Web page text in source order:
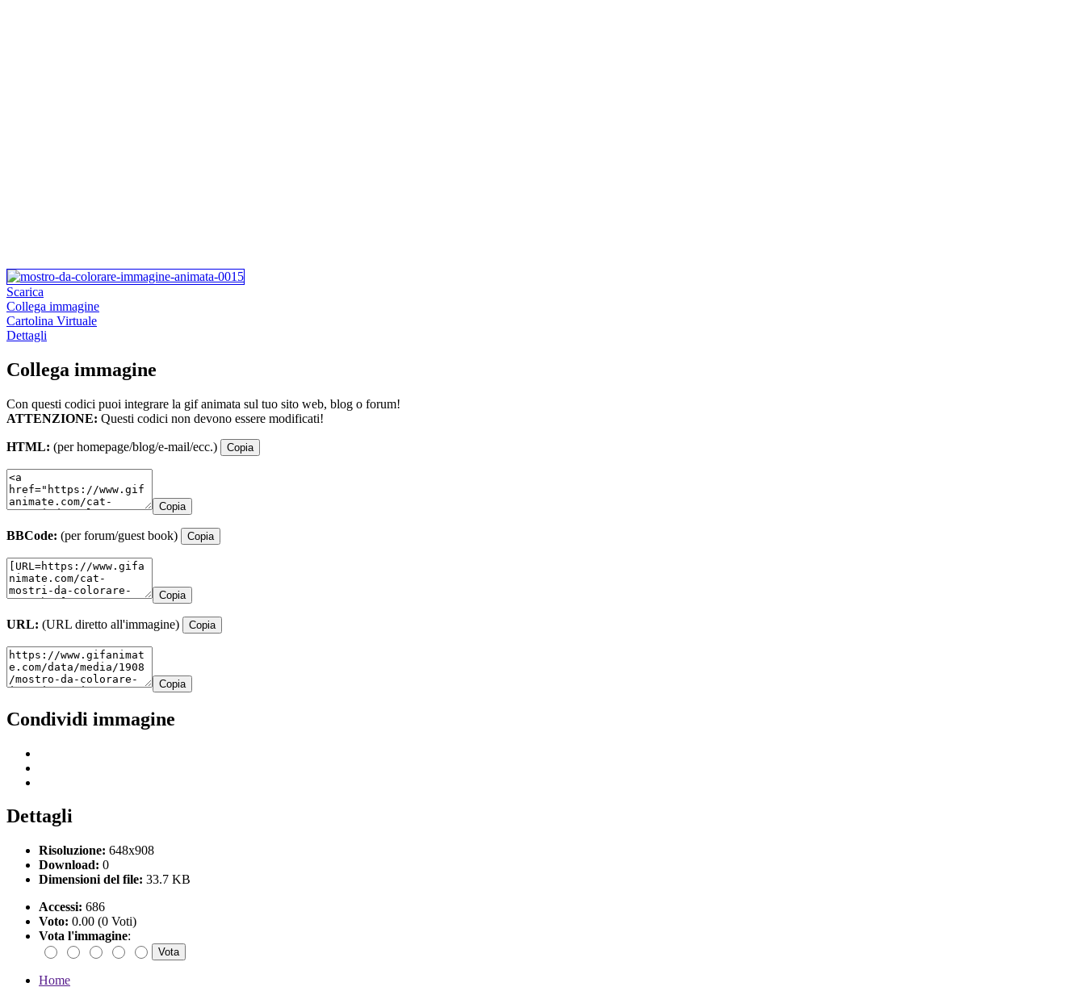
Scarica
Collega immagine
Cartolina Virtuale
Dettagli
Collega immagine
Con questi codici puoi integrare la gif animata sul tuo sito web, blog o forum!
ATTENZIONE: Questi codici non devono essere modificati!
HTML: (per homepage/blog/e-mail/ecc.) Copia
Copia
BBCode: (per forum/guest book) Copia
Copia
URL: (URL diretto all'immagine) Copia
Copia
Condividi immagine
Dettagli
Risoluzione: 648x908
Download: 0
Dimensioni del file: 33.7 KB
Accessi: 686
Voto: 0.00 (0 Voti)
Vota l'immagine:
Home